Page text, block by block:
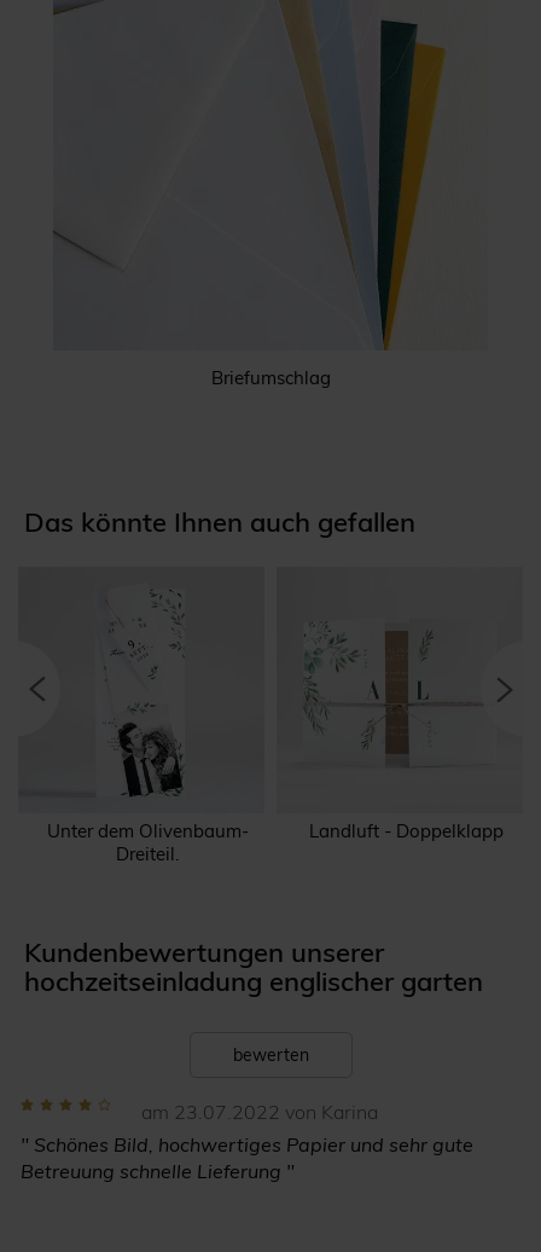
Briefumschlag
Das könnte Ihnen auch gefallen
Unter dem Olivenbaum-
Dreiteil.
Landluft - Doppelklapp
Kundenbewertungen unserer
hochzeitseinladung englischer garten
bewerten
am 23.07.2022 von Karina
" Schönes Bild, hochwertiges Papier und sehr gute
Betreuung schnelle Lieferung "